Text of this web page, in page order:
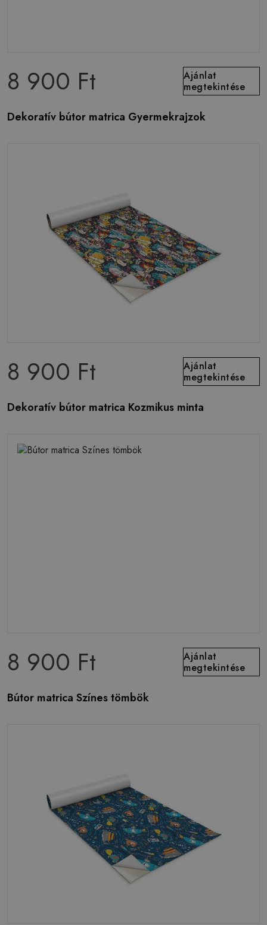
8 900 Ft
Ajánlat
megtekintése
Dekoratív bútor matrica Gyermekrajzok
8 900 Ft
Ajánlat
megtekintése
Dekoratív bútor matrica Kozmikus minta
8 900 Ft
Ajánlat
megtekintése
Bútor matrica Színes tömbök